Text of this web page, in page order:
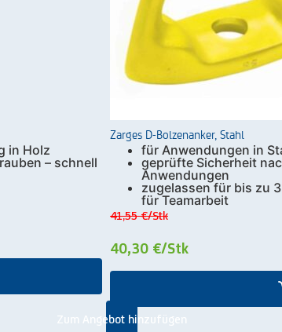
in Holz
– schnell
Zarges D-Bolzenanker, Stahl
für Anwendungen in
geprüfte Sicherheit
Anwendungen
zugelassen für bis zu
für Teamarbeit
41,55 €/Stk
40,30 €/Stk
Zum Angebot hinzufügen